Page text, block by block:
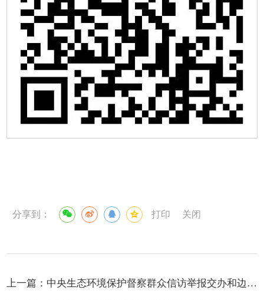
分享到： 打印 关闭
上一篇： 中央生态环境保护督察群众信访举报交办和边督边改公开情况（第二十八批）